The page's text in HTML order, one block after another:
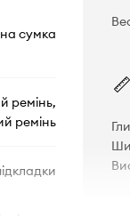
сумка
ремінь,
ремінь